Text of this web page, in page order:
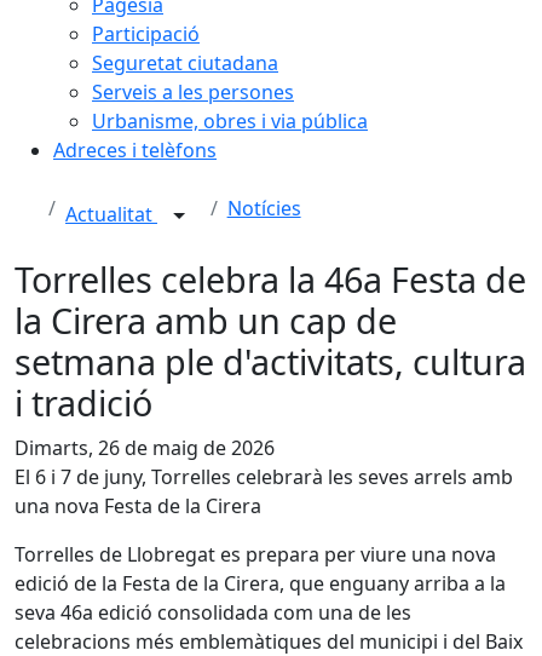
Participació
Seguretat ciutadana
Serveis a les persones
Urbanisme, obres i via pública
Adreces i telèfons
Actualitat Notícies
Torrelles celebra la 46a Festa de
la Cirera amb un cap de
setmana ple d'activitats, cultura
i tradició
Dimarts, 26 de maig de 2026
El 6 i 7 de juny, Torrelles celebrarà les seves arrels amb
una nova Festa de la Cirera
Torrelles de Llobregat es prepara per viure una nova
edició de la Festa de la Cirera, que enguany arriba a la
seva 46a edició consolidada com una de les
celebracions més emblemàtiques del municipi i del Baix